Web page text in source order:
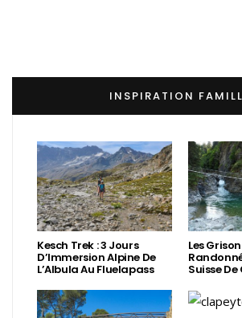
INSPIRATION
Kesch Trek : 3 Jours
D’Immersion Alpine De
L’Albula Au Fluelapass
Les
Suisse